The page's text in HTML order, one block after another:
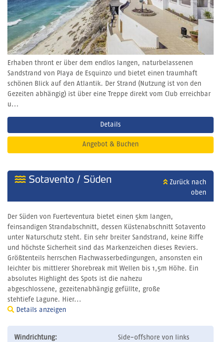
Erhaben thront er über dem endlos langen, naturbelassenen
Sandstrand von Playa de Esquinzo und bietet einen traumhaft
schönen Blick auf den Atlantik. Der Strand (Nutzung ist von den
Gezeiten abhängig) ist über eine Treppe direkt vom Club erreichbar
u...
Details
Angebot & Buchen
Sotavento / Süden
Zurück nach
oben
Der Süden von Fuerteventura bietet einen 5km langen,
feinsandigen Strandabschnitt, dessen Küstenabschnitt Sotavento
unter Naturschutz steht. Ein sehr breiter Sandstrand, keine Riffe
und höchste Sicherheit sind das Markenzeichen dieses Reviers.
Größtenteils herrschen Flachwasserbedingungen, ansonsten ein
leichter bis mittlerer Shorebreak mit Wellen bis 1,5m Höhe. Ein
absolutes Highlight des Spots ist die nahezu
abgeschlossene, gezeitenabhängig gefüllte, große
stehtiefe Lagune. Hier...
Details anzeigen
Windrichtung:
Side-offshore von links